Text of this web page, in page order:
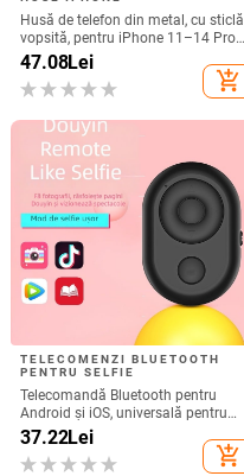
Husă de telefon din metal, cu sticlă
vopsită, pentru iPhone 11–14 Pro
Max, disipare căldură, model YK263
47.08Lei
add_shopping_cart
TELECOMENZI BLUETOOTH
PENTRU SELFIE
Telecomandă Bluetooth pentru
Android și iOS, universală pentru
selfie și filmare, model 6-key
tremolo, Vernon, material ABS,
greutate 15 g
37.22Lei
add_shopping_cart